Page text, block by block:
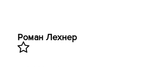
Роман Лехнер